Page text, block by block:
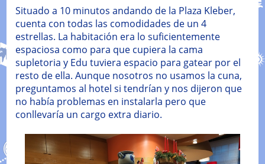
Situado a 10 minutos andando de la Plaza Kleber,
cuenta con todas las comodidades de un 4
estrellas. La habitación era lo suficientemente
espaciosa como para que cupiera la cama
supletoria y Edu tuviera espacio para gatear por el
resto de ella. Aunque nosotros no usamos la cuna,
preguntamos al hotel si tendrían y nos dijeron que
no había problemas en instalarla pero que
conllevaría un cargo extra diario.